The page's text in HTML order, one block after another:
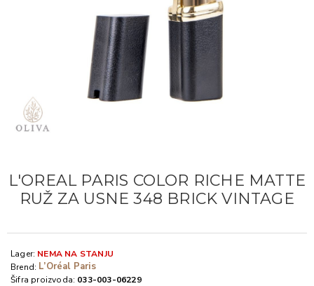
L'OREAL PARIS COLOR RICHE MATTE
RUŽ ZA USNE 348 BRICK VINTAGE
Lager: NEMA NA STANJU
Brend: L’Oréal Paris
Šifra proizvoda: 033-003-06229